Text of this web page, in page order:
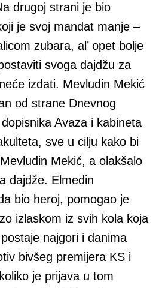
drugoj strani je bio
je svoj mandat manje –
zubara, al’ opet bolje
svoga dajdžu za
izdati. Mevludin Mekić
od strane Dnevnog
Avaza i kabineta
sve u cilju kako bi
Mekić, a olakšalo
dajdže. Elmedin
bio heroj, pomogao je
izlaskom iz svih kola koja
najgori i danima
bivšeg premijera KS i
je prijava u tom